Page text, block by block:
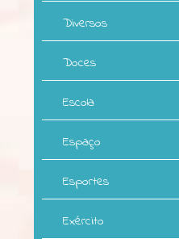
Diversos
Doces
Escola
Espaço
Esportes
Exército